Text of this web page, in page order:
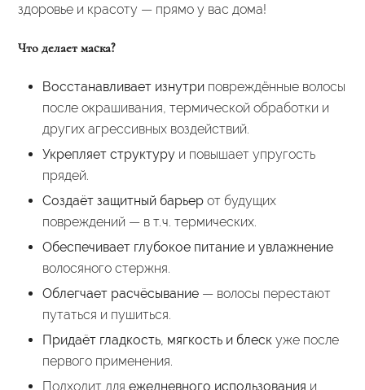
здоровье и красоту — прямо у вас дома!
Что делает маска?
Восстанавливает изнутриповреждённые волосы
после окрашивания, термической обработки и
других агрессивных воздействий.
Укрепляет структуруи повышает упругость
прядей.
Создаёт защитный барьерот будущих
повреждений — в т. ч. термических.
Обеспечивает глубокое питание и увлажнение
волосяного стержня.
Облегчает расчёсывание— волосы перестают
путаться и пушиться.
Придаёт гладкость, мягкость и блеск уже после
первого применения.
Подходит для ежедневного использования и